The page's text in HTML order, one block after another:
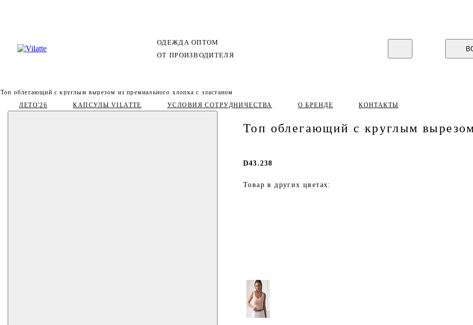
ОДЕЖДА ОПТОМ
ОТ ПРОИЗВОДИТЕЛЯ
ЛЕТО'26 КАПСУЛЫ VILATTE УСЛОВИЯ СОТРУДНИЧЕСТВА О БРЕНДЕ КОНТАКТЫ
Топ облегающий с круглым вырезом из премиального хлопка с эластаном
Топ облегающий с круглым
D43.238
Товар в других цветах: